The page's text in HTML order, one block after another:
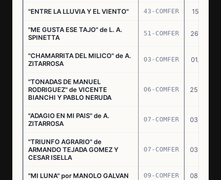
"ENTRE LA LLUVIA Y EL VIENTO" 43-COMFER 15.11.76
"ME GUSTA ESE TAJO" de L. A.
SPINETTA
51-COMFER 26.12.76
"CHAMARRITA DEL MILICO" de A.
ZITARROSA
03-COMFER 01.02.77
"TONADAS DE MANUEL
RODRIGUEZ" de VICENTE
BIANCHI Y PABLO NERUDA
06-COMFER 25.02.77
"ADAGIO EN MI PAIS" de A.
ZITARROSA
07-COMFER 03.03.77
"TRIUNFO AGRARIO" de
ARMANDO TEJADA GOMEZ Y
CESAR ISELLA
07-COMFER 03.03.77
"MI LUNA" por MANOLO GALVAN 09-COMFER 08.03.77